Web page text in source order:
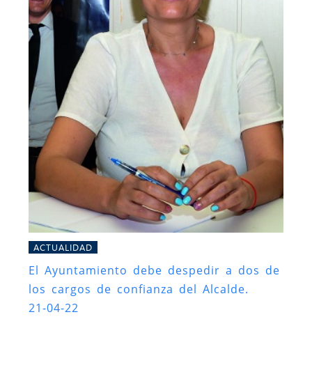
ACTUALIDAD
El Ayuntamiento debe despedir a dos de
los cargos de confianza del Alcalde.
21-04-22